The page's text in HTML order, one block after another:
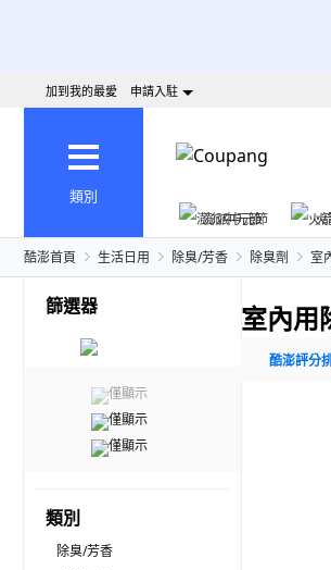
加到我的最愛 申請入駐
類別
澎派中元節
火
酷澎首頁 生活日用 除臭/芳香 除臭劑 室
篩選器
僅顯示
僅顯示
僅顯示
類別
除臭/芳香
室內用
酷澎評分